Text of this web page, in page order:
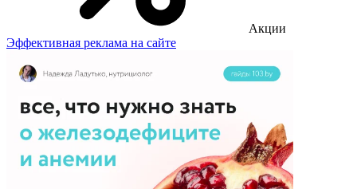
Акции
Эффективная реклама на сайте